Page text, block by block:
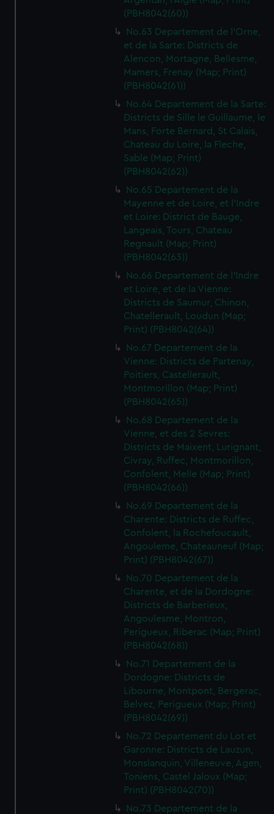
We’d like to use additional cookies to remember your
preferences, understand how our website is used, and to
help us improve it. We may also use cookies to tailor our
marketing to your interests and deliver embedded content
from third-party sources. You can choose to allow all
cookies, change your preferences or opt-out at any time.
(PBH8042(60))
No.63 Departement de l'Orne,
et de la Sarte: Districts de
Alencon, Mortagne, Bellesme,
Mamers, Frenay (Map; Print)
(PBH8042(61))
No.64 Departement de la Sarte:
Districts de Sille le Guillaume, le
Mans, Forte Bernard, St Calais,
Chateau du Loire, la Fleche,
Sable (Map; Print)
(PBH8042(62))
No.65 Departement de la
Mayenne et de Loire, et l'Indre
et Loire: District de Bauge,
Langeais, Tours, Chateau
Regnault (Map; Print)
(PBH8042(63))
No.66 Departement de l'Indre
et Loire, et de la Vienne:
Districts de Saumur, Chinon,
Chatellerault, Loudun (Map;
Print) (PBH8042(64))
No.67 Departement de la
Vienne: Districts de Partenay,
Poitiers, Castellerault,
Montmorillon (Map; Print)
(PBH8042(65))
No.68 Departement de la
Vienne, et des 2 Sevres:
Districts de Maixent, Lurignant,
Civray, Ruffec, Montmorillon,
Confolent, Melle (Map; Print)
(PBH8042(66))
No.69 Departement de la
Charente: Districts de Ruffec,
Confolent, la Rochefoucault,
Angouleme, Chateauneuf (Map;
Print) (PBH8042(67))
No.70 Departement de la
Charente, et de la Dordogne:
Districts de Barberieux,
Angoulesme, Montron,
Perigueux, Riberac (Map; Print)
(PBH8042(68))
No.71 Departement de la
Dordogne: Districts de
Libourne, Montpont, Bergerac,
Belvez, Perigueux (Map; Print)
(PBH8042(69))
No.72 Departement du Lot et
Garonne: Districts de Lauzun,
Monslanquin, Villeneuve, Agen,
Toniens, Castel Jaloux (Map;
Print) (PBH8042(70))
No.73 Departement de la